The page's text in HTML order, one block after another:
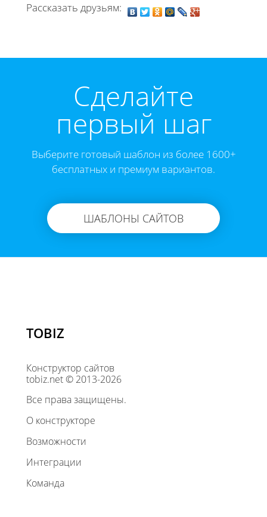
Рассказать друзьям:
Cделайте
первый шаг
Выберите готовый шаблон из более 1600+
бесплатных и премиум вариантов.
ШАБЛОНЫ САЙТОВ
TOBIZ
Конструктор сайтов
tobiz.net © 2013-2026
Все права защищены.
О конструкторе
Возможности
Интеграции
Команда